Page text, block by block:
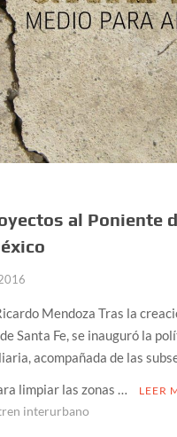
al Poniente
Mendoza Tras la
Santa Fe, se inauguró la
acompañada de las
limpiar las zonas …
LEER
interurbano